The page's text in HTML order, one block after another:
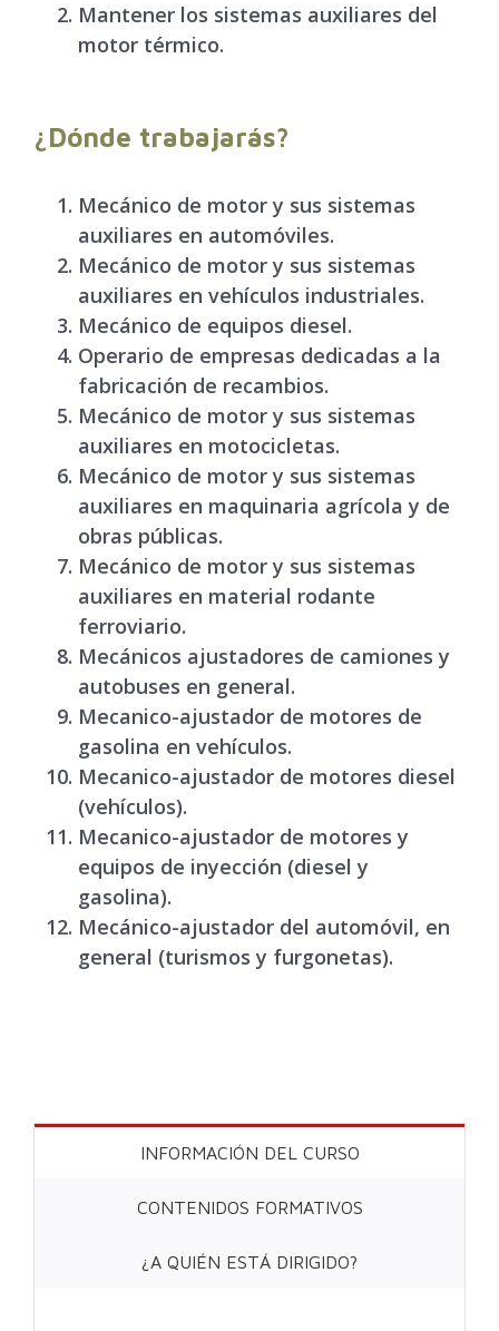
Mantener los sistemas auxiliares del
motor térmico.
¿Dónde trabajarás?
Mecánico de motor y sus sistemas
auxiliares en automóviles.
Mecánico de motor y sus sistemas
auxiliares en vehículos industriales.
Mecánico de equipos diesel.
Operario de empresas dedicadas a la
fabricación de recambios.
Mecánico de motor y sus sistemas
auxiliares en motocicletas.
Mecánico de motor y sus sistemas
auxiliares en maquinaria agrícola y de
obras públicas.
Mecánico de motor y sus sistemas
auxiliares en material rodante
ferroviario.
Mecánicos ajustadores de camiones y
autobuses en general.
Mecanico-ajustador de motores de
gasolina en vehículos.
Mecanico-ajustador de motores diesel
(vehículos).
Mecanico-ajustador de motores y
equipos de inyección (diesel y
gasolina).
Mecánico-ajustador del automóvil, en
general (turismos y furgonetas).
INFORMACIÓN DEL CURSO
CONTENIDOS FORMATIVOS
¿A QUIÉN ESTÁ DIRIGIDO?